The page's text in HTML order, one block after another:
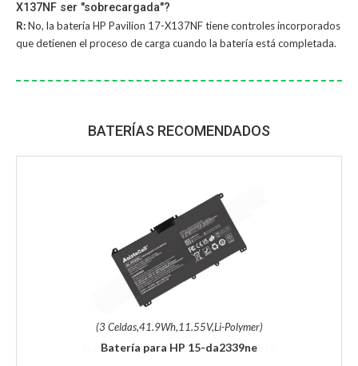
X137NF ser "sobrecargada"?
R:No, la batería HP Pavilion 17-X137NFtiene controles incorporados
que detienen el proceso de carga cuando la batería está completada.
BATERÍAS RECOMENDADOS
(3 Celdas,41.9Wh,11.55V,Li-Polymer)
Batería para HP 15-da2339ne